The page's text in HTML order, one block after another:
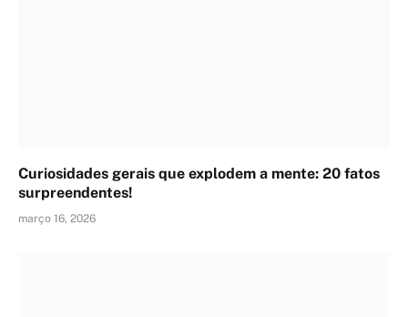
Curiosidades gerais que explodem a mente: 20 fatos
surpreendentes!
março 16, 2026